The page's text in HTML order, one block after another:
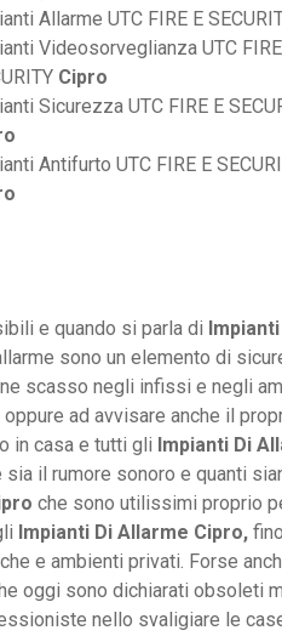
Allarme UTC FIRE E
Videosorveglianza UTC
Cipro
Sicurezza UTC FIRE E
Antifurto UTC FIRE E
e quando si parla di
sono un elemento di
scasso negli infissi e negli
ad avvisare anche il
in casa e tutti gli Impianti Di
il rumore sonoro e quanti
che sono utilissimi proprio
Impianti Di Allarme Cipro,
e ambienti privati. Forse
oggi sono dichiarati obsoleti
nello svaligiare le